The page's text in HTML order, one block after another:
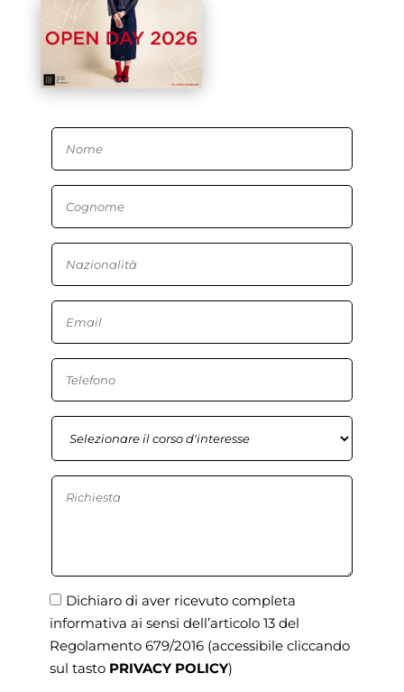
Dichiaro di aver ricevuto completa
informativa ai sensi dell’articolo 13 del
Regolamento 679/2016 (accessibile cliccando
sul tasto PRIVACY POLICY)